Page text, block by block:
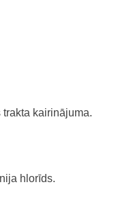
kairinājuma.
hlorīds.